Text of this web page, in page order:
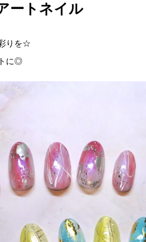
ートネイル
りを☆
に◎